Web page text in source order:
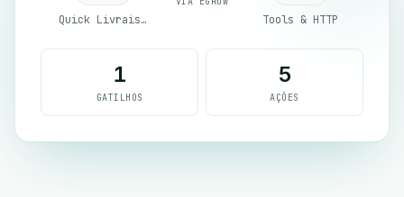
Quick Livraison Tools & HTTP
1
GATILHOS
5
AÇÕES